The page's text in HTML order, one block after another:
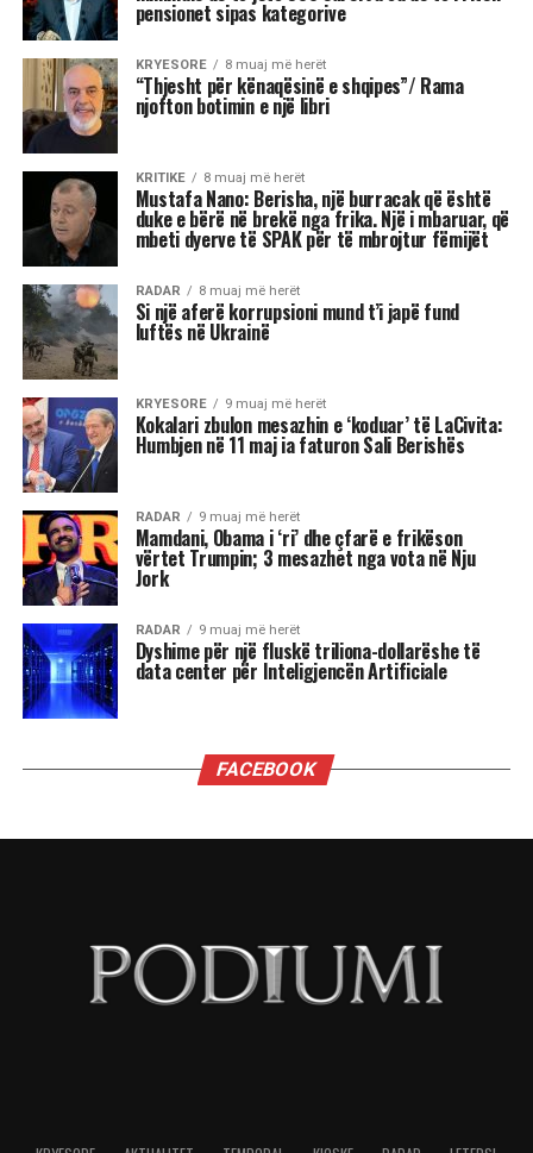
Institute of Politics”, për shpalljen “non grata” të
Blinken thotë se qëndron plotësisht pas
sanksioneve të vendosura nga Departamenti
Amerikan i Shtetit ndaj Berishës, duke nënvizuar
se nuk ka asnjë dyshim apo hezitim për këtë
vendim.
Pyetja u drejtua nga shtetasi shqiptar Fatjon
Semanjaku, i cili duke rikujtuar vendimin e
administratës së mëparshme amerikane për
shpalljen “non grata” të Berishës, dhe faktin që
Blinken e cilësoi kryeministrin Edi Rama “lider
të shquar” gjatë një vizite në Shqipëri, i drejtoi
këtë pyetje:
“Dua të di sa i “shquar” duhet të jem që dyert e
Zyrës Ovale të hapen në rast se bëhem
kryeministër i Shqipërisë kur në Shtëpinë e
Bardhë rikthehet fraksioni mafioz i George Soros
i së majtës së sotme shumë shumë shumë
malinje?”
”Ju thatë që mund të zgjedh përgjigjen që dua t’i
shumë, shumë keq për atë që keni kaluar
sanksioneve të vendosura ndaj z. Berisha. Nuk
kam asnjë hezitim apo dyshim për këtë vendim,
aspak. Kjo nuk flet për mangësitë e